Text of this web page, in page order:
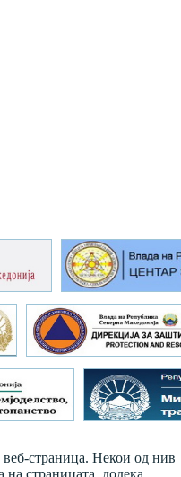
страница. Некои од нив
на страницата, додека